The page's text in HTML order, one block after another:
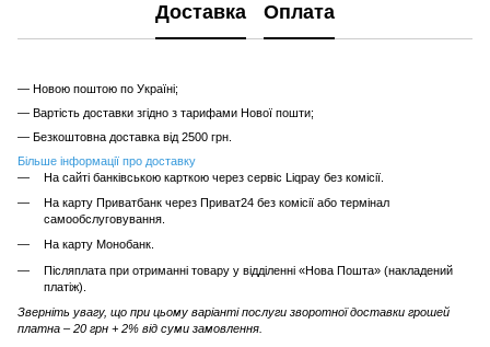
Доставка Оплата
— Новою поштою по Україні;
— Вартість доставки згідно з тарифами Нової пошти;
— Безкоштовна доставка від 2500 грн.
Більше інформації про доставку
На сайті банківською карткою через сервіс Liqpay без комісії.
На карту Приватбанк через Приват24 без комісії або термінал
самообслуговування.
На карту Монобанк.
Післяплата при отриманні товару у відділенні «Нова Пошта» (накладений
платіж).
Зверніть увагу, що при цьому варіанті послуги зворотної доставки грошей
платна – 20 грн + 2% від суми замовлення.